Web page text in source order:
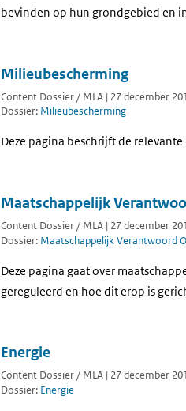
bevinden op hun grondgebied en
Milieubescherming
Content Dossier / MLA | 27 december
Dossier: Milieubescherming
Deze pagina beschrijft de
Maatschappelijk
Content Dossier / MLA | 27 december
Dossier: Maatschappelijk Verantwoord
Deze pagina gaat over
gereguleerd en hoe dit erop is
Energie
Content Dossier / MLA | 27 december
Dossier: Energie